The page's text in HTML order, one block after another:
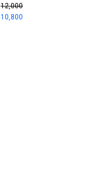
12,000
10,800